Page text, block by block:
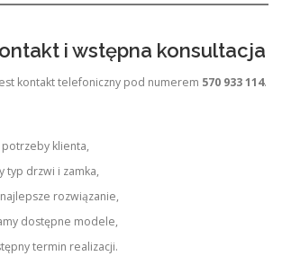
i wstępna konsultacja
kontakt telefoniczny pod numerem 570 933 114.
klienta,
typ drzwi i zamka,
rozwiązanie,
dostępne modele,
termin realizacji.